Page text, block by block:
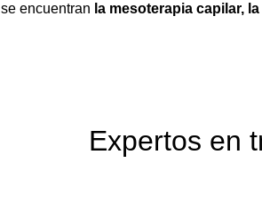
se encuentran la mesoterapia capilar,
Expertos en